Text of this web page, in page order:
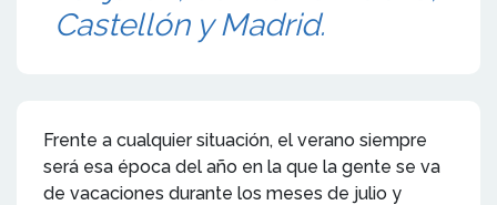
Castellón y Madrid.
Frente a cualquier situación, el verano siempre
será esa época del año en la que la gente se va
de vacaciones durante los meses de julio y